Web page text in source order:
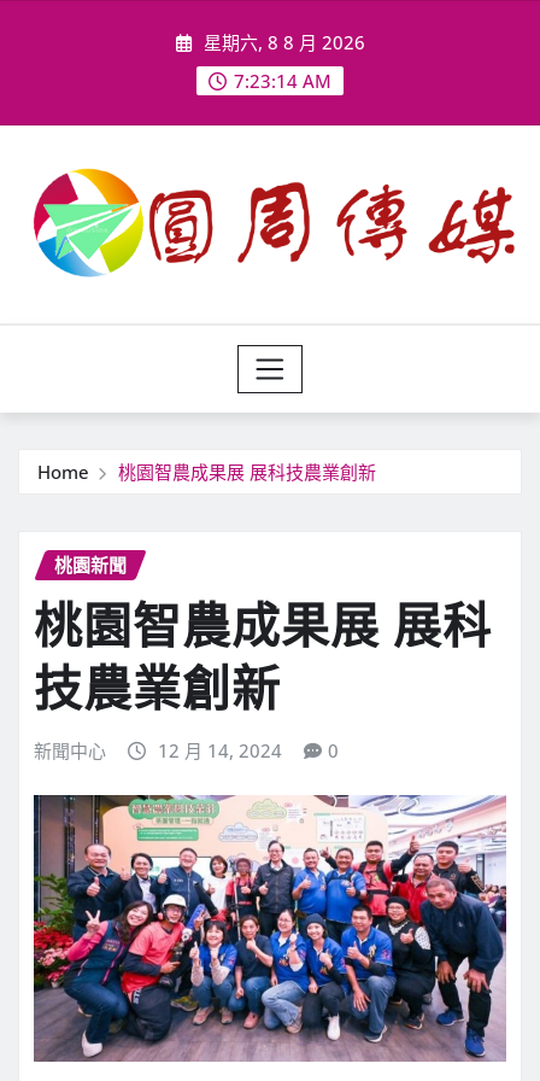
星期六, 8 8 月 2026
7:23:16 AM
Home 桃園智農成果展 展科技農業創新
桃園新聞
桃園智農成果展 展科
技農業創新
新聞中心 12 月 14, 2024 0